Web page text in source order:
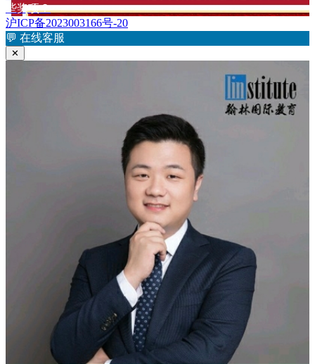
导
航
章：
篇
文
章：
些奖项？
沪ICP备2023003166号-20
💬 在线客服
✕